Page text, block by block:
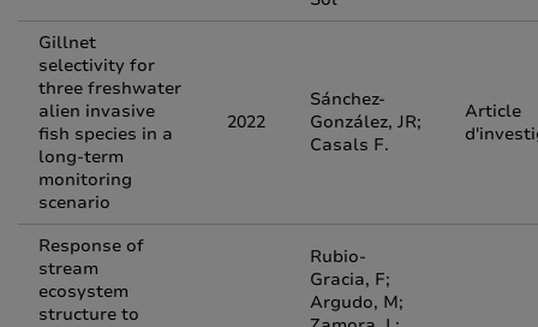
Gillnet
selectivity for
three freshwater
alien invasive
fish species in a
long-term
monitoring
scenario
2022
Sánchez-
González, JR;
Casals F.
Article
Response of
stream
ecosystem
structure to
Rubio-
Gracia, F;
Argudo, M;